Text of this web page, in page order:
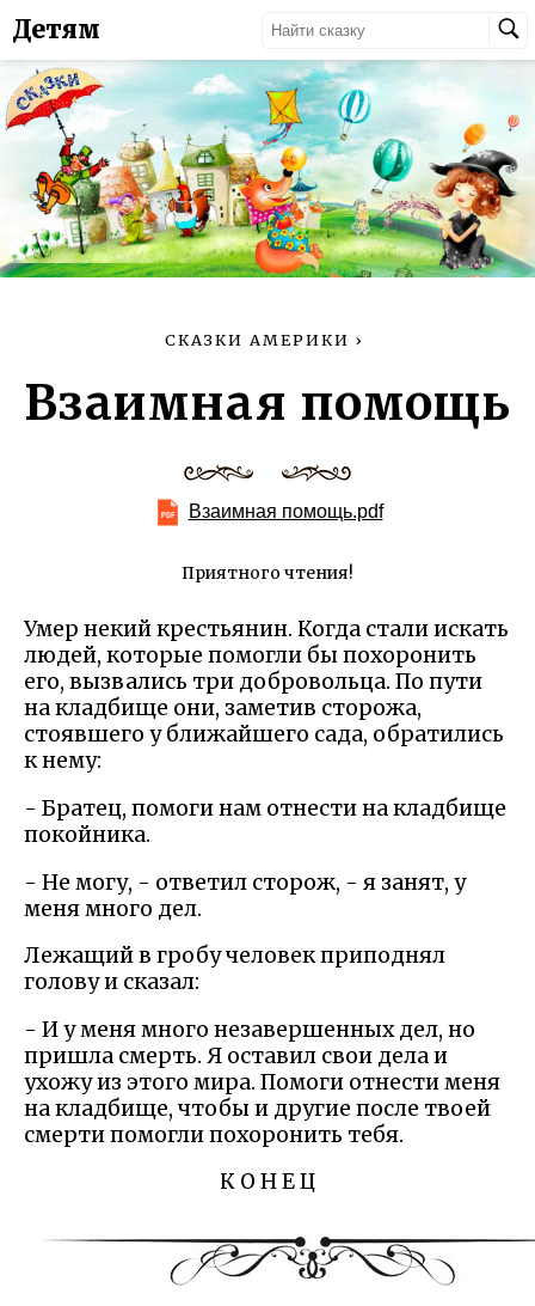
Детям
СКАЗКИ АМЕРИКИ ›
Взаимная помощь
Взаимная помощь.pdf
Приятного чтения!
Умер некий крестьянин. Когда стали искать
людей, которые помогли бы похоронить
его, вызвались три добровольца. По пути
на кладбище они, заметив сторожа,
стоявшего у ближайшего сада, обратились
к нему:
- Братец, помоги нам отнести на кладбище
покойника.
- Не могу, - ответил сторож, - я занят, у
меня много дел.
Лежащий в гробу человек приподнял
голову и сказал:
- И у меня много незавершенных дел, но
пришла смерть. Я оставил свои дела и
ухожу из этого мира. Помоги отнести меня
на кладбище, чтобы и другие после твоей
смерти помогли похоронить тебя.
К О Н Е Ц